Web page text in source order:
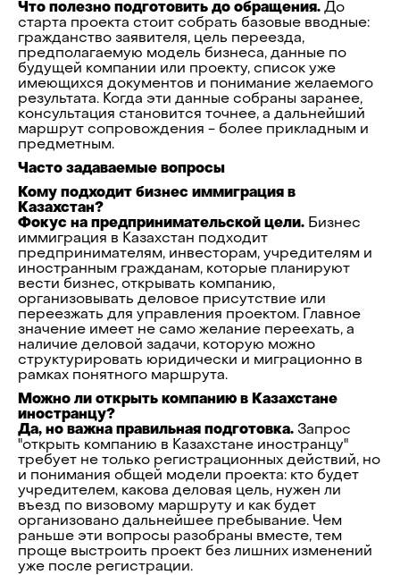
Что полезно подготовить до обращения. До
старта проекта стоит собрать базовые вводные:
гражданство заявителя, цель переезда,
предполагаемую модель бизнеса, данные по
будущей компании или проекту, список уже
имеющихся документов и понимание желаемого
результата. Когда эти данные собраны заранее,
консультация становится точнее, а дальнейший
маршрут сопровождения - более прикладным и
предметным.
Часто задаваемые вопросы
Кому подходит бизнес иммиграция в
Казахстан?
Фокус на предпринимательской цели. Бизнес
иммиграция в Казахстан подходит
предпринимателям, инвесторам, учредителям и
иностранным гражданам, которые планируют
вести бизнес, открывать компанию,
организовывать деловое присутствие или
переезжать для управления проектом. Главное
значение имеет не само желание переехать, а
наличие деловой задачи, которую можно
структурировать юридически и миграционно в
рамках понятного маршрута.
Можно ли открыть компанию в Казахстане
иностранцу?
Да, но важна правильная подготовка. Запрос
"открыть компанию в Казахстане иностранцу"
требует не только регистрационных действий, но
и понимания общей модели проекта: кто будет
учредителем, какова деловая цель, нужен ли
въезд по визовому маршруту и как будет
организовано дальнейшее пребывание. Чем
раньше эти вопросы разобраны вместе, тем
проще выстроить проект без лишних изменений
уже после регистрации.